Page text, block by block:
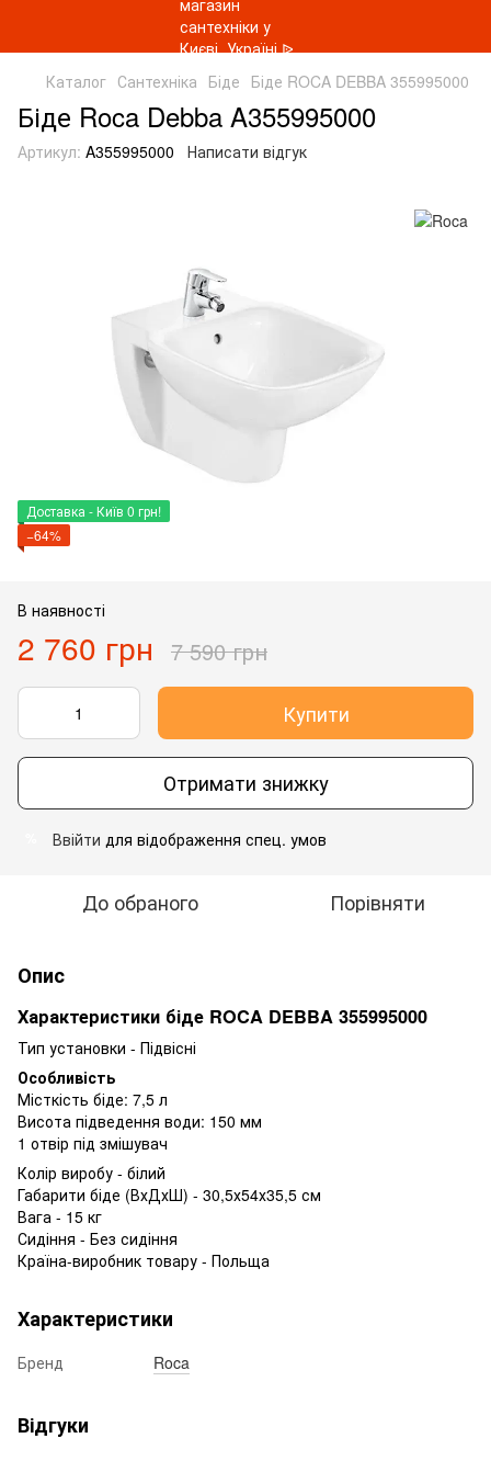
Каталог Сантехніка Біде Біде ROCA DEBBA 355995000
Біде Roca Debba A355995000
Артикул: A355995000 Написати відгук
Доставка - Київ 0 грн!
−64%
В наявності
2 760 грн 7 590 грн
Купити
Отримати знижку
Ввійти для відображення спец. умов
До обраного Порівняти
Опис
Характеристики біде ROCA DEBBA 355995000
Тип установки - Підвісні
Особливість
Місткість біде: 7,5 л
Висота підведення води: 150 мм
1 отвір під змішувач
Колір виробу - білий
Габарити біде (ВхДхШ) - 30,5х54х35,5 см
Вага - 15 кг
Сидіння - Без сидіння
Країна-виробник товару - Польща
Характеристики
Бренд Roca
Відгуки